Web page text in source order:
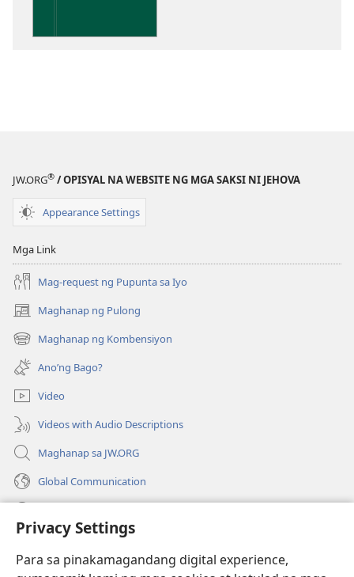
Privacy Settings
Para sa pinakamagandang digital experience,
JW.ORG® / OPISYAL NA WEBSITE NG MGA SAKSI NI JEHOVA
Appearance Settings
Mga Link
Mag-request ng Pupunta sa Iyo
Maghanap ng Pulong
(may
bubukas
na
bagong
window)
Maghanap ng Kombensiyon
(may
bubukas
na
bagong
window)
Ano’ng Bago?
Video
Videos with Audio Descriptions
Maghanap sa JW.ORG
Global Communication
(may